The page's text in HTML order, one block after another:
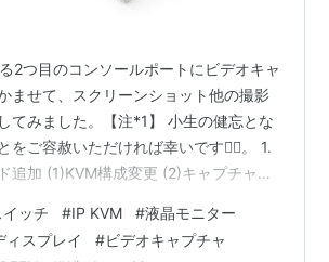
2つ目のコンソールポートにビデオキャ
ませて、スクリーンショット他の撮影
てみました。【注*1】 小生の健忘とな
をご容赦いただければ幸いです🙇‍♂️。 1.
追加 (1)KVM構成変更 (2)キャプチャカ
チャカード追加 (1)KVM構成変更 コン
だ”VGA⇒HDMI”変換アダプタと、モニ
ッチ #IP KVM #液晶モニター
ィスプレイ #ビデオキャプチャ